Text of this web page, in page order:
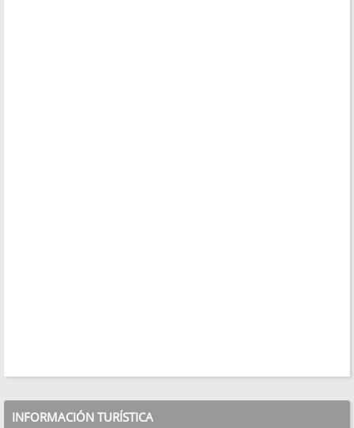
INFORMACIÓN TURÍSTICA